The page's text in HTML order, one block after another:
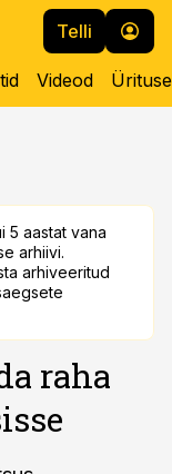
Telli
Videod
5 aastat vana
arhiivi.
arhiveeritud
raha